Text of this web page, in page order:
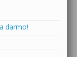
darmo!